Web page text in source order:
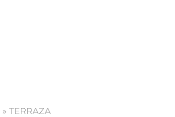
» TERRAZA